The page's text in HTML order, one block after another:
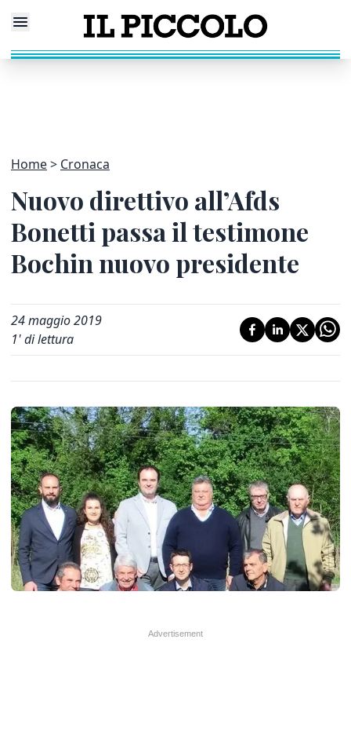
Home Cronaca
Nuovo direttivo all’Afds
Bonetti passa il testimone
Bochin nuovo presidente
24 maggio 2019
1' di lettura